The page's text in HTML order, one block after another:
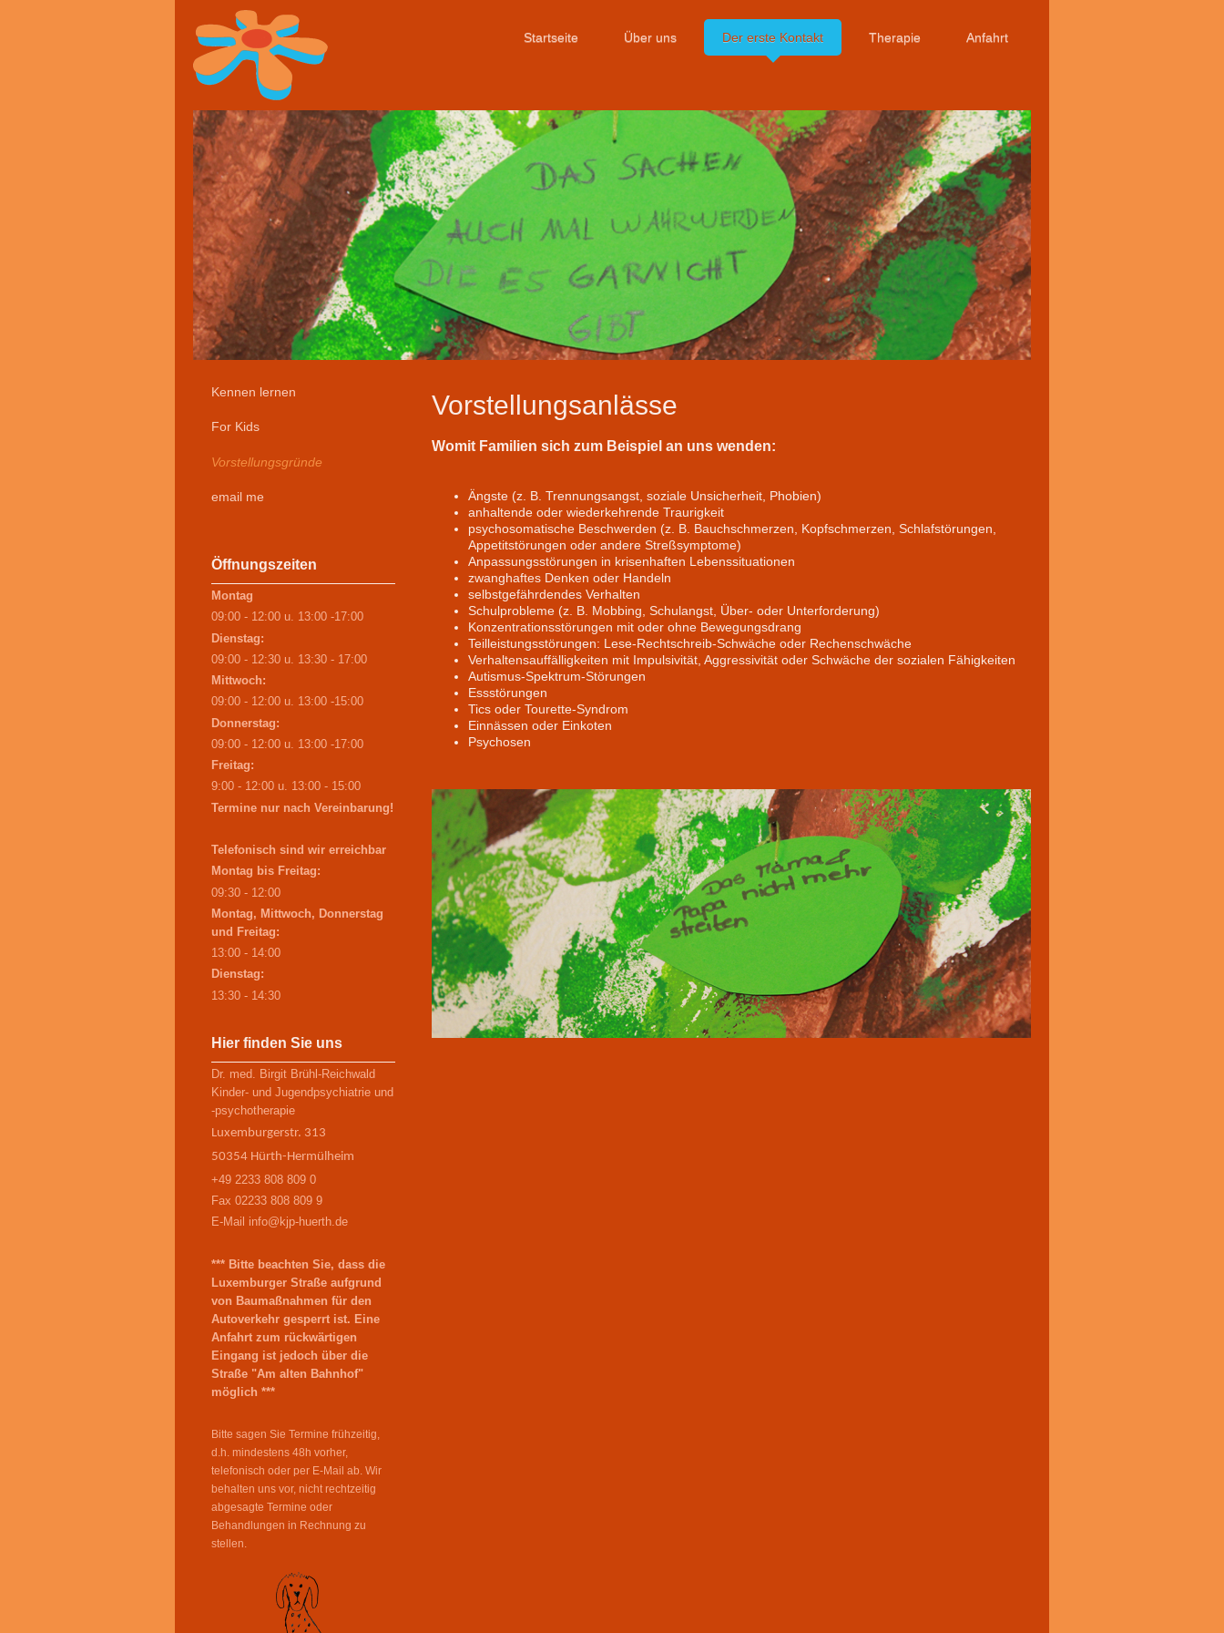
Startseite Über uns Der erste Kontakt Therapie Anfahrt
Vorstellungsanlässe
Womit Familien sich zum Beispiel an uns wenden:
Ängste (z. B. Trennungsangst, soziale Unsicherheit, Phobien)
anhaltende oder wiederkehrende Traurigkeit
psychosomatische Beschwerden (z. B. Bauchschmerzen, Kopfschmerzen, Schlafstörungen,
Appetitstörungen oder andere Streßsymptome)
Anpassungsstörungen in krisenhaften Lebenssituationen
zwanghaftes Denken oder Handeln
selbstgefährdendes Verhalten
Schulprobleme (z. B. Mobbing, Schulangst, Über- oder Unterforderung)
Konzentrationsstörungen mit oder ohne Bewegungsdrang
Teilleistungsstörungen: Lese-Rechtschreib-Schwäche oder Rechenschwäche
Verhaltensauffälligkeiten mit Impulsivität, Aggressivität oder Schwäche der sozialen Fähigkeiten
Autismus-Spektrum-Störungen
Essstörungen
Tics oder Tourette-Syndrom
Einnässen oder Einkoten
Psychosen
Kennen lernen
For Kids
Vorstellungsgründe
email me
Öffnungszeiten
Montag
09:00 - 12:00 u. 13:00 -17:00
Dienstag:
09:00 - 12:30 u. 13:30 - 17:00
Mittwoch:
09:00 - 12:00 u. 13:00 -15:00
Donnerstag:
09:00 - 12:00 u. 13:00 -17:00
Freitag:
9:00 - 12:00 u. 13:00 - 15:00
Termine nur nach Vereinbarung!
Telefonisch sind wir erreichbar
Montag bis Freitag:
09:30 - 12:00
Montag, Mittwoch, Donnerstag
und Freitag:
13:00 - 14:00
Dienstag:
13:30 - 14:30
Hier finden Sie uns
Dr. med. Birgit Brühl-Reichwald
Kinder- und Jugendpsychiatrie und
-psychotherapie
Luxemburgerstr. 313
50354 Hürth-Hermülheim
+49 2233 808 809 0
Fax 02233 808 809 9
E-Mail info@kjp-huerth.de
*** Bitte beachten Sie, dass die
Luxemburger Straße aufgrund
von Baumaßnahmen für den
Autoverkehr gesperrt ist. Eine
Anfahrt zum rückwärtigen
Eingang ist jedoch über die
Straße "Am alten Bahnhof"
möglich ***
Bitte sagen Sie Termine frühzeitig,
d.h. mindestens 48h vorher,
telefonisch oder per E-Mail ab. Wir
behalten uns vor, nicht rechtzeitig
abgesagte Termine oder
Behandlungen in Rechnung zu
stellen.